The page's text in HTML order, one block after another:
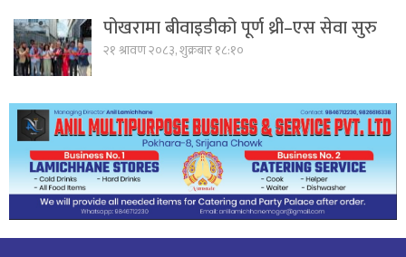
पोखरामा बीवाइडीको पूर्ण थ्री–एस सेवा सुरु
२१ श्रावण २०८३, शुक्रबार १८:१०